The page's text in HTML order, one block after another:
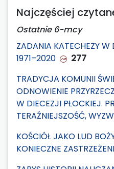
Najczęściej
Ostatnie 6-mcy
ZADANIA KATECHEZY W
1971–2020
277
TRADYCJA KOMUNII
ODNOWIENIE
W DIECEZJI PŁOCKIEJ.
TERAŹNIEJSZOŚĆ,
KOŚCIÓŁ JAKO LUD
KONIECZNE